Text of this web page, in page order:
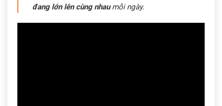
đang lớn lên cùng nhaumỗi ngày.